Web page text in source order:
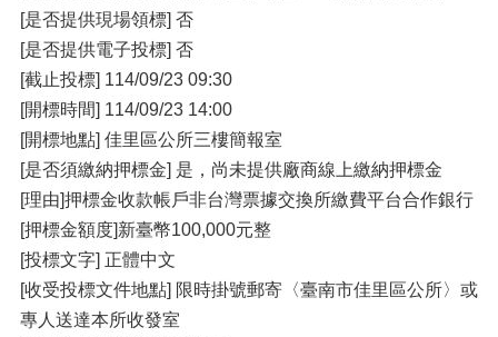
[是否提供現場領標] 否
[是否提供電子投標] 否
[截止投標] 114/09/23 09:30
[開標時間] 114/09/23 14:00
[開標地點] 佳里區公所三樓簡報室
[是否須繳納押標金] 是，尚未提供廠商線上繳納押標金
[理由]押標金收款帳戶非台灣票據交換所繳費平台合作銀行
[押標金額度]新臺幣100,000元整
[投標文字] 正體中文
[收受投標文件地點] 限時掛號郵寄〈臺南市佳里區公所〉或
專人送達本所收發室